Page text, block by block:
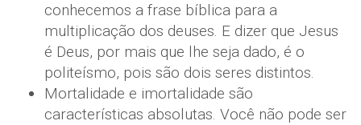
conhecemos a frase bíblica para a
multiplicação dos deuses. E dizer que Jesus
é Deus, por mais que lhe seja dado, é o
politeísmo, pois são dois seres distintos.
Mortalidade e imortalidade são
características absolutas. Você não pode ser